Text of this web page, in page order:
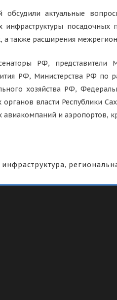
обсудили актуальные
а также расширения
РФ,
РФ, Министерства РФ по
хозяйства РФ,
власти Республики
авиакомпаний и аэропортов,
инфраструктура,